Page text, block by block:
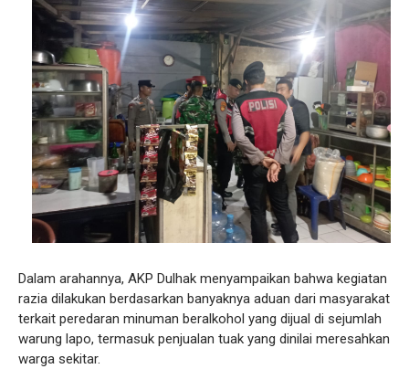
Dalam arahannya, AKP Dulhak menyampaikan bahwa kegiatan
razia dilakukan berdasarkan banyaknya aduan dari masyarakat
terkait peredaran minuman beralkohol yang dijual di sejumlah
warung lapo, termasuk penjualan tuak yang dinilai meresahkan
warga sekitar.